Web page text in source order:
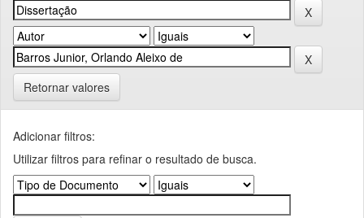
Retornar valores
Adicionar filtros:
Utilizar filtros para refinar o resultado de busca.